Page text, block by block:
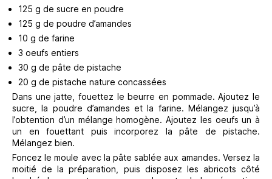
125 g de sucre en poudre
125 g de poudre d’amandes
10 g de farine
3 oeufs entiers
30 g de pâte de pistache
20 g de pistache nature concassées
Dans une jatte, fouettez le beurre en pommade. Ajoutez le
sucre, la poudre d’amandes et la farine. Mélangez jusqu’à
l’obtention d’un mélange homogène. Ajoutez les oeufs un à
un en fouettant puis incorporez la pâte de pistache.
Mélangez bien.
Foncez le moule avec la pâte sablée aux amandes. Versez la
moitié de la préparation, puis disposez les abricots côté